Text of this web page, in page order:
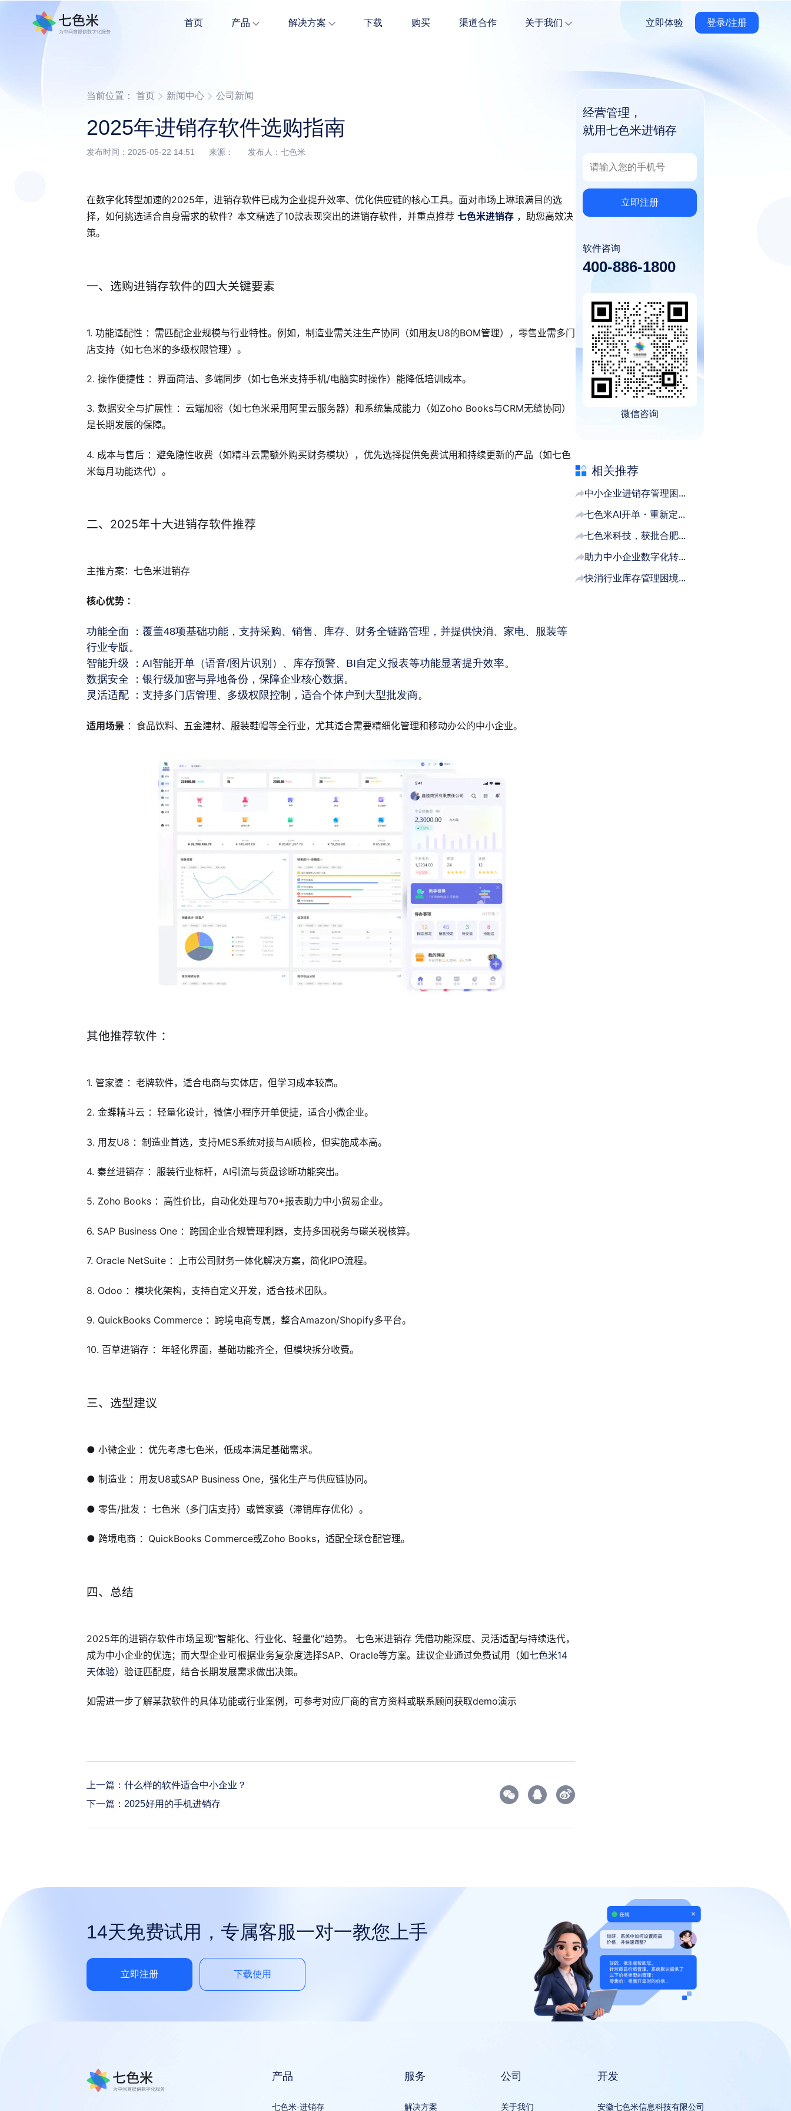
首页 产品 解决方案 下载 购买 渠道合作 关于我们 立即体验 登录/注册
当前位置： 首页 新闻中心 公司新闻
2025年进销存软件选购指南
发布时间：2025-05-22 14:51 来源： 发布人：七色米
在数字化转型加速的2025年，进销存软件已成为企业提升效率、优化供应链的核心工具。面对市场上琳琅满目的选
择，如何挑选适合自身需求的软件？本文精选了10款表现突出的进销存软件，并重点推荐 七色米进销存 ，助您高效决
策。
一、选购进销存软件的四大关键要素
1. 功能适配性 ：需匹配企业规模与行业特性。例如，制造业需关注生产协同（如用友U8的BOM管理），零售业需多门
店支持（如七色米的多级权限管理）。
2. 操作便捷性 ：界面简洁、多端同步（如七色米支持手机/电脑实时操作）能降低培训成本。
3. 数据安全与扩展性 ：云端加密（如七色米采用阿里云服务器）和系统集成能力（如Zoho Books与CRM无缝协同）
是长期发展的保障。
4. 成本与售后 ：避免隐性收费（如精斗云需额外购买财务模块），优先选择提供免费试用和持续更新的产品（如七色
米每月功能迭代）。
二、2025年十大进销存软件推荐
主推方案：七色米进销存
核心优势 ：
功能全面 ：覆盖48项基础功能，支持采购、销售、库存、财务全链路管理，并提供快消、家电、服装等
行业专版。
智能升级 ：AI智能开单（语音/图片识别）、库存预警、BI自定义报表等功能显著提升效率。
数据安全 ：银行级加密与异地备份，保障企业核心数据。
灵活适配 ：支持多门店管理、多级权限控制，适合个体户到大型批发商。
适用场景 ：食品饮料、五金建材、服装鞋帽等全行业，尤其适合需要精细化管理和移动办公的中小企业。
其他推荐软件 ：
1. 管家婆 ：老牌软件，适合电商与实体店，但学习成本较高。
2. 金蝶精斗云 ：轻量化设计，微信小程序开单便捷，适合小微企业。
3. 用友U8 ：制造业首选，支持MES系统对接与AI质检，但实施成本高。
4. 秦丝进销存 ：服装行业标杆，AI引流与货盘诊断功能突出。
5. Zoho Books ：高性价比，自动化处理与70+报表助力中小贸易企业。
6. SAP Business One ：跨国企业合规管理利器，支持多国税务与碳关税核算。
7. Oracle NetSuite ：上市公司财务一体化解决方案，简化IPO流程。
8. Odoo ：模块化架构，支持自定义开发，适合技术团队。
9. QuickBooks Commerce ：跨境电商专属，整合Amazon/Shopify多平台。
10. 百草进销存 ：年轻化界面，基础功能齐全，但模块拆分收费。
三、选型建议
● 小微企业 ：优先考虑七色米，低成本满足基础需求。
● 制造业 ：用友U8或SAP Business One，强化生产与供应链协同。
● 零售/批发 ：七色米（多门店支持）或管家婆（滞销库存优化）。
● 跨境电商 ：QuickBooks Commerce或Zoho Books，适配全球仓配管理。
四、总结
2025年的进销存软件市场呈现“智能化、行业化、轻量化”趋势。 七色米进销存 凭借功能深度、灵活适配与持续迭代，
成为中小企业的优选；而大型企业可根据业务复杂度选择SAP、Oracle等方案。建议企业通过免费试用（如七色米14
天体验）验证匹配度，结合长期发展需求做出决策。
如需进一步了解某款软件的具体功能或行业案例，可参考对应厂商的官方资料或联系顾问获取demo演示
上一篇： 什么样的软件适合中小企业？
下一篇： 2025好用的手机进销存
经营管理，
就用七色米进销存
立即注册
软件咨询
400-886-1800
微信咨询
相关推荐
中小企业进销存管理困...
七色米AI开单・重新定...
七色米科技，获批合肥...
助力中小企业数字化转...
快消行业库存管理困境...
14天免费试用，专属客服一对一教您上手
立即注册 下载使用
产品
七色米·进销存
服务
解决方案
公司
关于我们
开发
安徽七色米信息科技有限公司